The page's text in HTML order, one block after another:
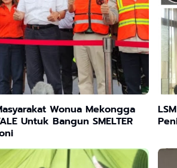
Wonua Mekongga
Untuk Bangun SMELTER